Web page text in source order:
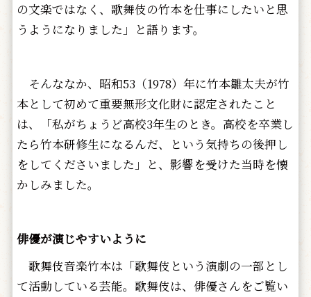
の文楽ではなく、歌舞伎の竹本を仕事にしたいと思
うようになりました」と語ります。
そんななか、昭和53（1978）年に竹本雛太夫が竹
本として初めて重要無形文化財に認定されたこと
は、「私がちょうど高校3年生のとき。高校を卒業し
たら竹本研修生になるんだ、という気持ちの後押し
をしてくださいました」と、影響を受けた当時を懐
かしみました。
俳優が演じやすいように
歌舞伎音楽竹本は「歌舞伎という演劇の一部とし
て活動している芸能。歌舞伎は、俳優さんをご覧い